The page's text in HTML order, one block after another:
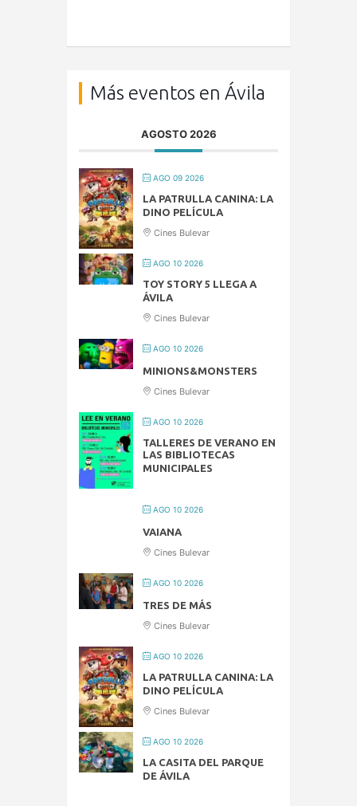
Más eventos en Ávila
AGOSTO 2026
AGO 09 2026
LA PATRULLA CANINA: LA
DINO PELÍCULA
Cines Bulevar
AGO 10 2026
TOY STORY 5 LLEGA A
ÁVILA
Cines Bulevar
AGO 10 2026
MINIONS&MONSTERS
Cines Bulevar
AGO 10 2026
TALLERES DE VERANO EN
LAS BIBLIOTECAS
MUNICIPALES
AGO 10 2026
VAIANA
Cines Bulevar
AGO 10 2026
TRES DE MÁS
Cines Bulevar
AGO 10 2026
LA PATRULLA CANINA: LA
DINO PELÍCULA
Cines Bulevar
AGO 10 2026
LA CASITA DEL PARQUE
DE ÁVILA